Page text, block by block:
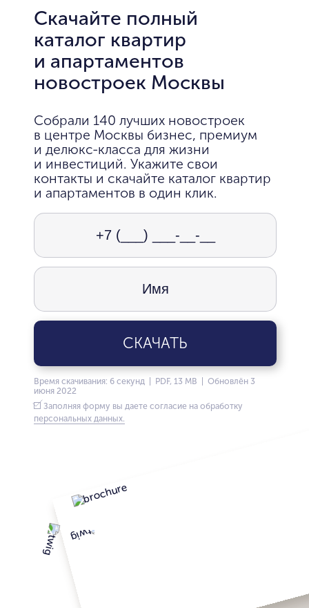
Скачайте полный
каталог квартир
и апартаментов
новостроек Москвы
Собрали 140 лучших новостроек
в центре Москвы бизнес, премиум
и делюкс-класса для жизни
и инвестиций. Укажите свои
контакты и скачайте каталог квартир
и апартаментов в один клик.
СКАЧАТЬ
Время скачивания: 6 секунд | PDF, 13 MB | Обновлён 3
июня 2022
Заполняя форму вы даете согласие на обработку
персональных данных.